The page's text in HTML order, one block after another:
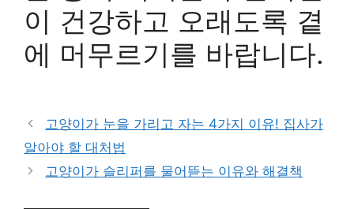
이 건강하고 오래도록 곁
에 머무르기를 바랍니다.
고양이가 눈을 가리고 자는 4가지 이유! 집사가
알아야 할 대처법
고양이가 슬리퍼를 물어뜯는 이유와 해결책